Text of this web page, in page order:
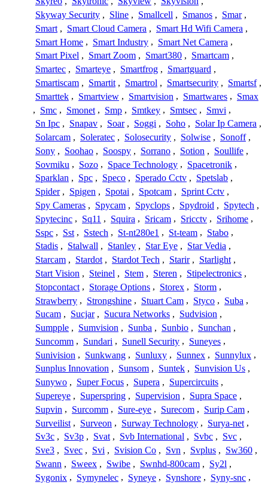
Skyway Security , Sline , Smallcell , Smanos , Smar ,
Smart , Smart Cloud Camera , Smart Hd Wifi Camera ,
Smart Home , Smart Industry , Smart Net Camera ,
Smart Pixel , Smart Zoom , Smart380 , Smartcam ,
Smartec , Smarteye , Smartfrog , Smartguard ,
Smartiscam , Smartit , Smartrol , Smartsecurity , Smartsf ,
Smarttek , Smartview , Smartvision , Smartwares , Smax
, Smc , Smonet , Smp , Smtkey , Smtsec , Smvi ,
Sn Ipc , Snapav , Soar , Soggi , Soho , Solar Ip Camera ,
Solarcam , Soleratec , Solosecurity , Solwise , Sonoff ,
Sony , Soohao , Soospy , Sorrano , Sotion , Soullife ,
Sovmiku , Sozo , Space Technology , Spacetronik ,
Sparklan , Spc , Speco , Sperado Cctv , Spetslab ,
Spider , Spigen , Spotai , Spotcam , Sprint Cctv ,
Spy Cameras , Spycam , Spyclops , Spydroid , Spytech ,
Spytecinc , Sq11 , Squira , Sricam , Sricctv , Srihome ,
Sspc , Sst , Sstech , St-nt280e1 , St-team , Stabo ,
Stadis , Stalwall , Stanley , Star Eye , Star Vedia ,
Starcam , Stardot , Stardot Tech , Starir , Starlight ,
Start Vision , Steinel , Stem , Steren , Stipelectronics ,
Stopcontact , Storage Options , Storex , Storm ,
Strawberry , Strongshine , Stuart Cam , Styco , Suba ,
Sucam , Sucjar , Sucura Networks , Sudvision ,
Sumpple , Sumvision , Sunba , Sunbio , Sunchan ,
Suncomm , Sundari , Sunell Security , Suneyes ,
Sunivision , Sunkwang , Sunluxy , Sunnex , Sunnylux ,
Sunplus Innovation , Sunsom , Suntek , Sunvision Us ,
Sunywo , Super Focus , Supera , Supercircuits ,
Supereye , Superspring , Supervision , Supra Space ,
Supvin , Surcomm , Sure-eye , Surecom , Surip Cam ,
Surveilist , Surveon , Surway Technology , Surya-net ,
Sv3c , Sv3p , Svat , Svb International , Svbc , Svc ,
Sve3 , Svec , Svi , Svision Co , Svn , Svplus , Sw360 ,
Swann , Sweex , Swibe , Swnhd-800cam , Sy2l ,
Sygonix , Symynelec , Syneye , Synshore , Syny-snc ,